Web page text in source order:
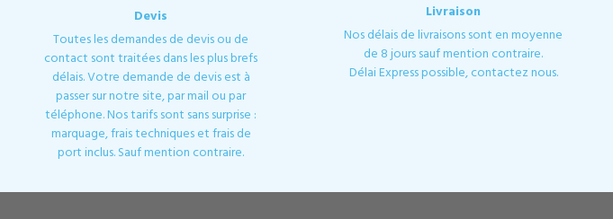
Devis
Toutes les demandes de devis ou de
contact sont traitées dans les plus brefs
délais. Votre demande de devis est à
passer sur notre site, par mail ou par
téléphone. Nos tarifs sont sans surprise :
marquage, frais techniques et frais de
port inclus. Sauf mention contraire.
Livraison
Nos délais de livraisons sont en moyenne
de 8 jours sauf mention contraire.
Délai Express possible, contactez nous.